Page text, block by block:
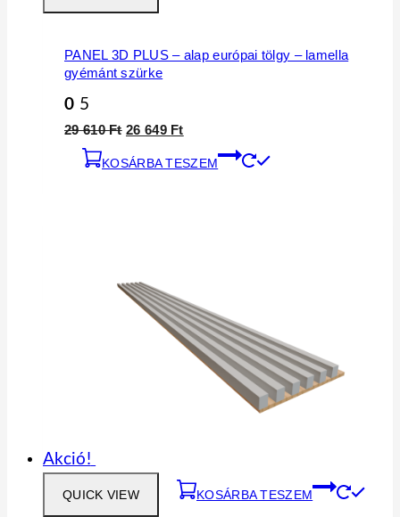
PANEL 3D PLUS – alap európai tölgy – lamella
gyémánt szürke
0 5
29 610Ft 26 649 Ft
KOSÁRBA TESZEM
Akció!
QUICK VIEW KOSÁRBA TESZEM